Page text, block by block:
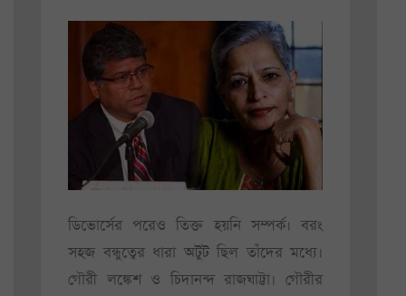
ডিভোর্সের পরেও তিক্ত হয়নি সম্পর্ক। বরং
সহজ বন্ধুত্বের ধারা অটুট ছিল তাঁদের মধ্যে।
গৌরী লঙ্কেশ ও চিদানন্দ রাজঘাট্টা। গৌরীর